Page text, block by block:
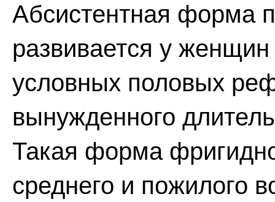
Абсистентная форма
развивается у женщин
условных половых
вынужденного
Такая форма
среднего и пожилого